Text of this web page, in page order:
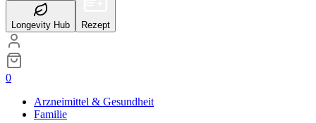
Longevity Hub Rezept
0
Arzneimittel & Gesundheit
Familie